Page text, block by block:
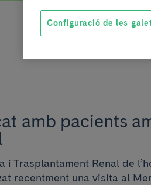
amb pacients
i Trasplantament Renal de
recentment una visita al
Configuració de les